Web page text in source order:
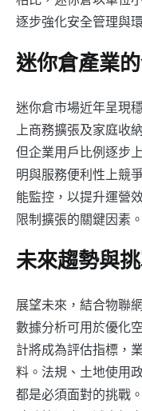
逐步強化安全管理與
迷你倉產業
迷你倉市場近年呈現
上商務擴張及家庭收
但企業用戶比例逐步
明與服務便利性上競
能監控，以提升運營
限制擴張的關鍵因素。
未來趨勢與
展望未來，結合物聯
數據分析可用於優化
計將成為評估指標，
料。法規、土地使用
都是必須面對的挑戰